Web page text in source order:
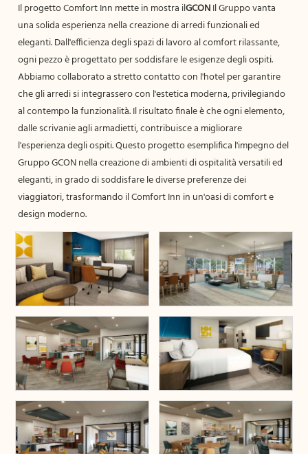
Il progetto Comfort Inn mette in mostra ilGCONIl Gruppo vanta
una solida esperienza nella creazione di arredi funzionali ed
eleganti. Dall'efficienza degli spazi di lavoro al comfort rilassante,
ogni pezzo è progettato per soddisfare le esigenze degli ospiti.
Abbiamo collaborato a stretto contatto con l'hotel per garantire
che gli arredi si integrassero con l'estetica moderna, privilegiando
al contempo la funzionalità. Il risultato finale è che ogni elemento,
dalle scrivanie agli armadietti, contribuisce a migliorare
l'esperienza degli ospiti. Questo progetto esemplifica l'impegno del
Gruppo GCON nella creazione di ambienti di ospitalità versatili ed
eleganti, in grado di soddisfare le diverse preferenze dei
viaggiatori, trasformando il Comfort Inn in un'oasi di comfort e
design moderno.